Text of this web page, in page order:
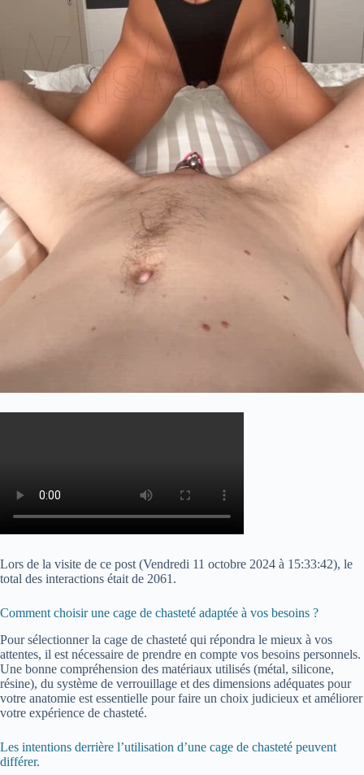
Lors de la visite de ce post (Vendredi 11 octobre 2024 à 15:33:42), le
total des interactions était de 2061.
Comment choisir une cage de chasteté adaptée à vos besoins ?
Pour sélectionner la cage de chasteté qui répondra le mieux à vos
attentes, il est nécessaire de prendre en compte vos besoins personnels.
Une bonne compréhension des matériaux utilisés (métal, silicone,
résine), du système de verrouillage et des dimensions adéquates pour
votre anatomie est essentielle pour faire un choix judicieux et améliorer
votre expérience de chasteté.
Les intentions derrière l’utilisation d’une cage de chasteté peuvent
différer.